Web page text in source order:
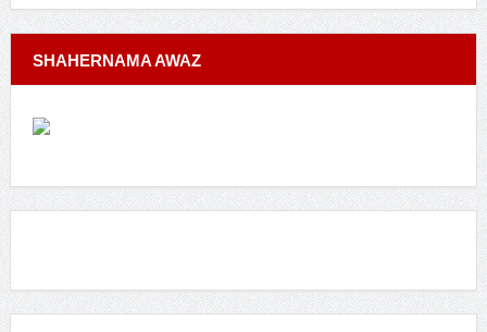
SHAHERNAMA AWAZ